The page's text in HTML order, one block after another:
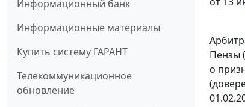
Информационный банк
Информационные материалы
Купить систему ГАРАНТ
Телекоммуникационное
обновление
Пензы
о